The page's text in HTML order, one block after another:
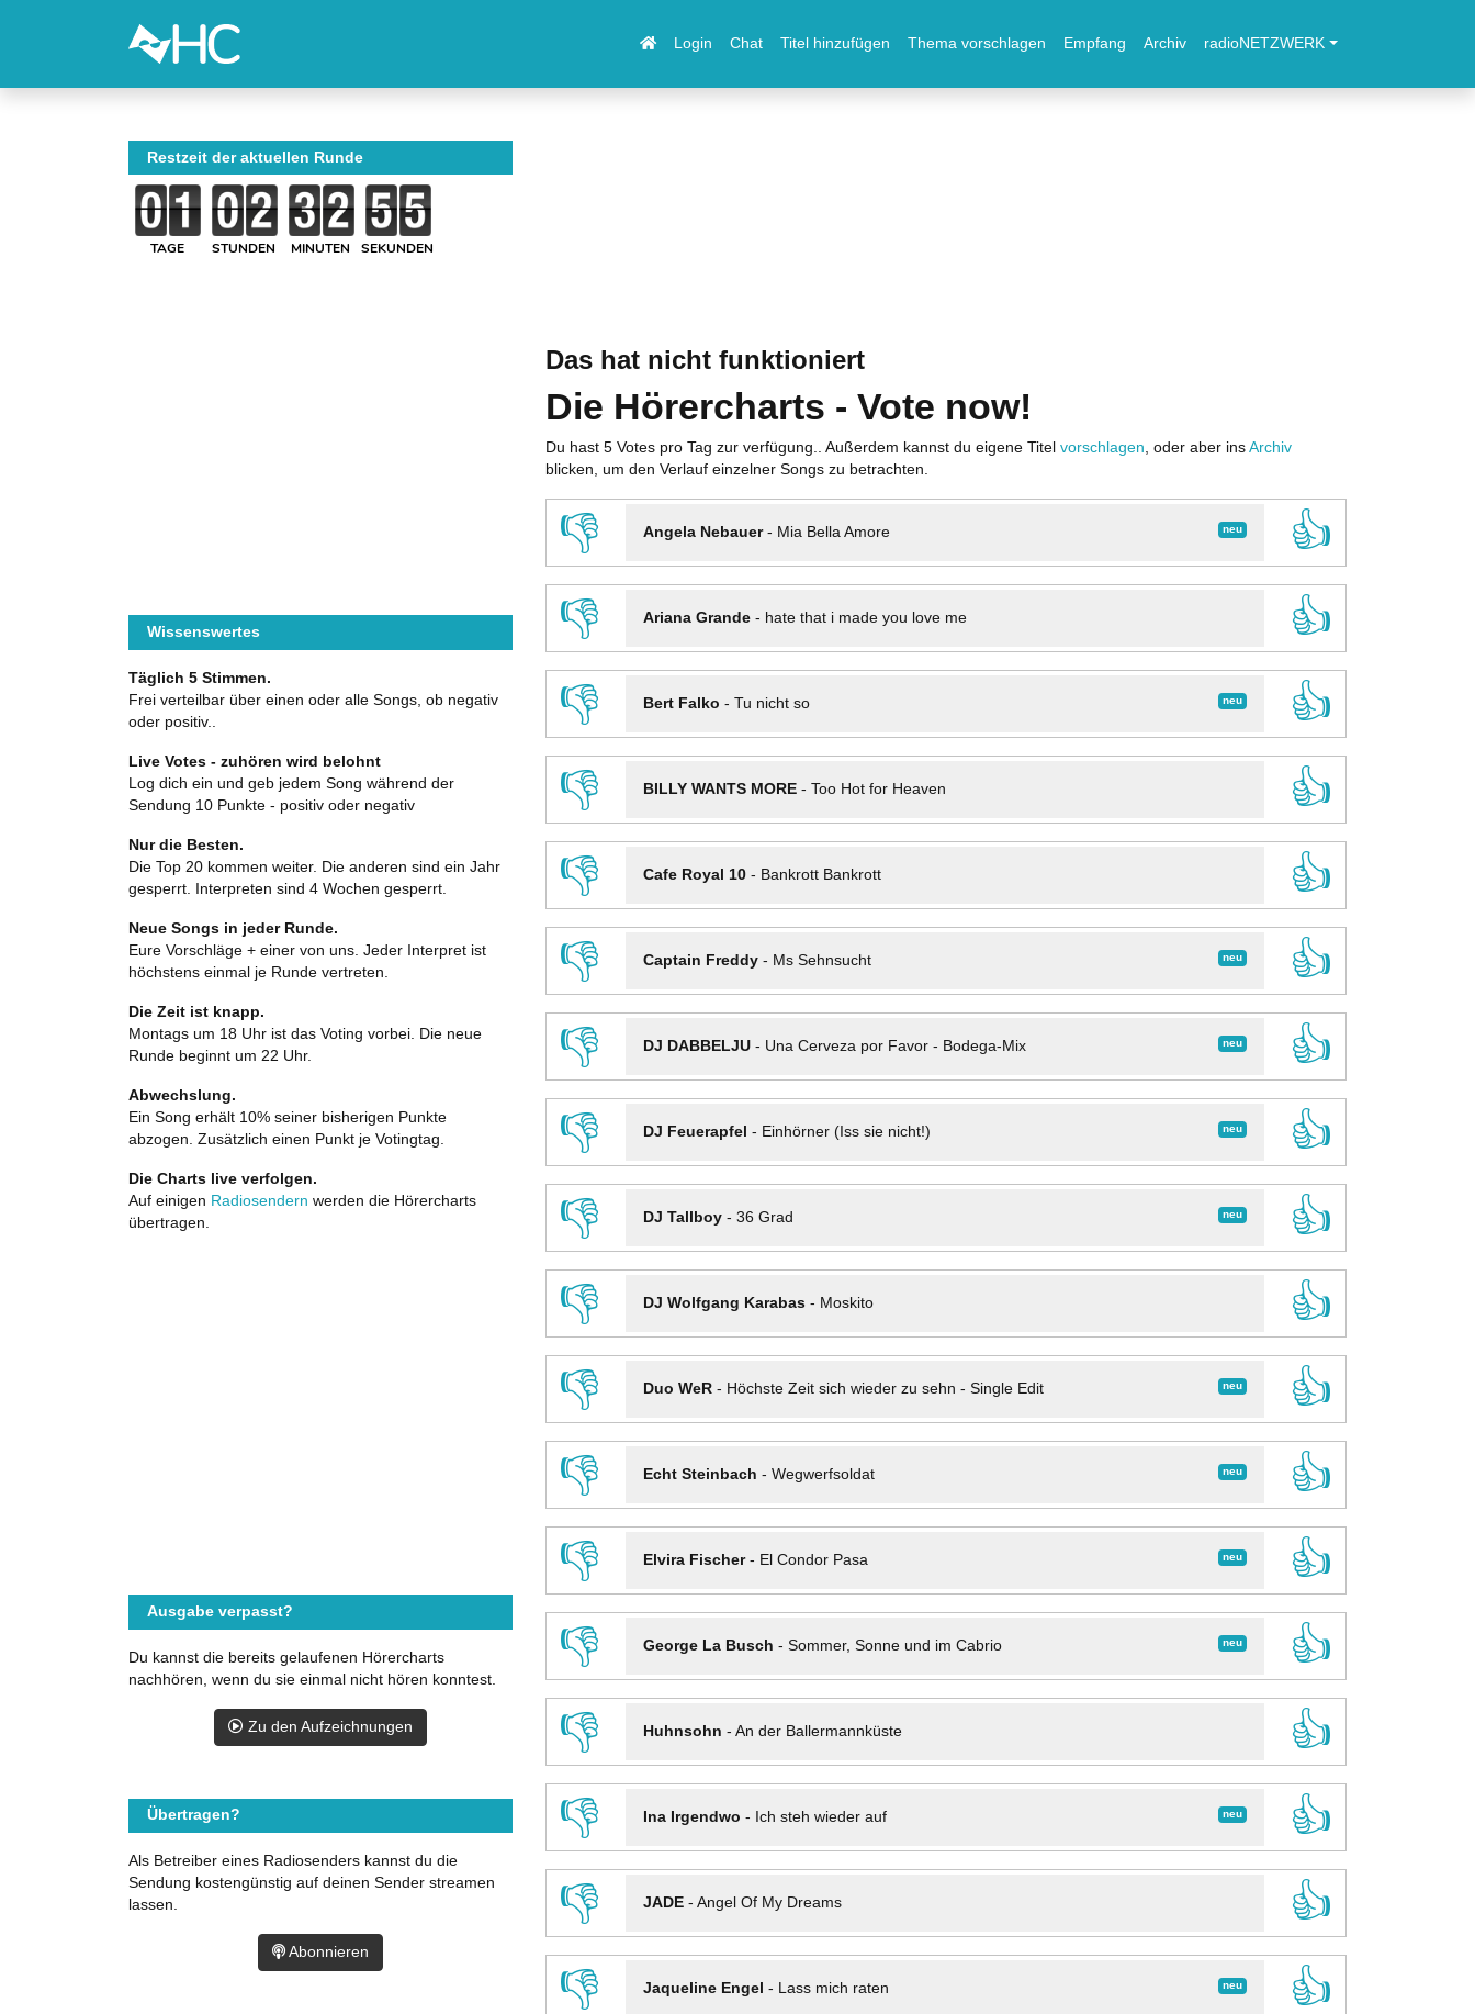
Login Chat Titel hinzufügen Thema vorschlagen Empfang Archiv radioNETZWERK
Das hat nicht funktioniert
Die Hörercharts - Vote now!
Du hast 5 Votes pro Tag zur verfügung.. Außerdem kannst du eigene Titel vorschlagen , oder aber ins Archiv
blicken, um den Verlauf einzelner Songs zu betrachten.
👎 neu
Angela Nebauer- Mia Bella Amore
👍
👎
Ariana Grande- hate that i made you love me
👍
👎
neu
Bert Falko - Tu nicht so
👍
👎
BILLY WANTS MORE- Too Hot for Heaven
👍
👎
Cafe Royal 10- Bankrott Bankrott
👍
👎
neu
Captain Freddy- Ms Sehnsucht
👍
👎
neu
DJ DABBELJU- Una Cerveza por Favor - Bodega-Mix
👍
👎
neu
DJ Feuerapfel - Einhörner (Iss sie nicht!)
👍
👎
neu
DJ Tallboy- 36 Grad
👍
👎
DJ Wolfgang Karabas- Moskito
👍
👎
neu
Duo WeR- Höchste Zeit sich wieder zu sehn - Single Edit
👍
👎
neu
Echt Steinbach - Wegwerfsoldat
👍
👎
neu
Elvira Fischer- El Condor Pasa
👍
👎
neu
George La Busch - Sommer, Sonne und im Cabrio
👍
👎
Huhnsohn - An der Ballermannküste
👍
👎
neu
Ina Irgendwo - Ich steh wieder auf
👍
👎
JADE- Angel Of My Dreams
👍
👎
neu
Jaqueline Engel - Lass mich raten
👍
Restzeit der aktuellen Runde
TAGE STUNDEN MINUTEN SEKUNDEN
Wissenswertes
Täglich 5 Stimmen.
Frei verteilbar über einen oder alle Songs, ob negativ
oder positiv..
Live Votes - zuhören wird belohnt
Log dich ein und geb jedem Song während der
Sendung 10 Punkte - positiv oder negativ
Nur die Besten.
Die Top 20 kommen weiter. Die anderen sind ein Jahr
gesperrt. Interpreten sind 4 Wochen gesperrt.
Neue Songs in jeder Runde.
Eure Vorschläge + einer von uns. Jeder Interpret ist
höchstens einmal je Runde vertreten.
Die Zeit ist knapp.
Montags um 18 Uhr ist das Voting vorbei. Die neue
Runde beginnt um 22 Uhr.
Abwechslung.
Ein Song erhält 10% seiner bisherigen Punkte
abzogen. Zusätzlich einen Punkt je Votingtag.
Die Charts live verfolgen.
Auf einigen Radiosendern werden die Hörercharts
übertragen.
Ausgabe verpasst?
Du kannst die bereits gelaufenen Hörercharts
nachhören, wenn du sie einmal nicht hören konntest.
Zu den Aufzeichnungen
Übertragen?
Als Betreiber eines Radiosenders kannst du die
Sendung kostengünstig auf deinen Sender streamen
lassen.
Abonnieren